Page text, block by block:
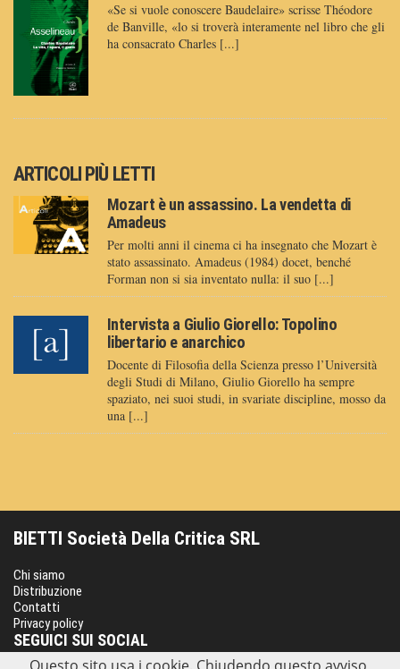
«Se si vuole conoscere Baudelaire» scrisse Théodore
de Banville, «lo si troverà interamente nel libro che gli
ha consacrato Charles [...]
ARTICOLI PIÙ LETTI
Mozart è un assassino. La vendetta di
Amadeus
Per molti anni il cinema ci ha insegnato che Mozart è
stato assassinato. Amadeus (1984) docet, benché
Forman non si sia inventato nulla: il suo [...]
Intervista a Giulio Giorello: Topolino
libertario e anarchico
Docente di Filosofia della Scienza presso l’Università
degli Studi di Milano, Giulio Giorello ha sempre
spaziato, nei suoi studi, in svariate discipline, mosso da
una [...]
BIETTI Società Della Critica SRL
Chi siamo
Distribuzione
Contatti
Privacy policy
SEGUICI SUI SOCIAL